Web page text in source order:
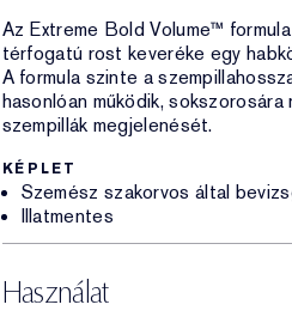
Az Extreme Bold Volume™
térfogatú rost keveréke egy
A formula szinte a
hasonlóan működik, sokszorosára
szempillák megjelenését.
KÉPLET
Szemész szakorvos által
Illatmentes
Használat